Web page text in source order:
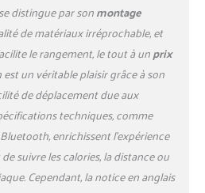
données d'entraînement, de
SCAN et TIME à DIST et CAL,
vous offrant un contrôle
total sur votre routine
d'exercice 【MONITEUR
CONNECTÉ À APP】
Connectez notre machine à
rameur à l'application App,
plongez dans des
environnements virtuels de
rame époustouflants, des
distingue par sonmontage
de matériaux irréprochable, et
le rangement, le tout à unprix
un véritable plaisir grâce à son
de déplacement due aux
techniques, comme
enrichissent l’expérience
suivre les calories, la distance ou
Cependant, la notice en anglais